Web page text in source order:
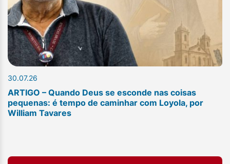
30.07.26
ARTIGO – Quando Deus se esconde nas coisas
pequenas: é tempo de caminhar com Loyola, por
William Tavares